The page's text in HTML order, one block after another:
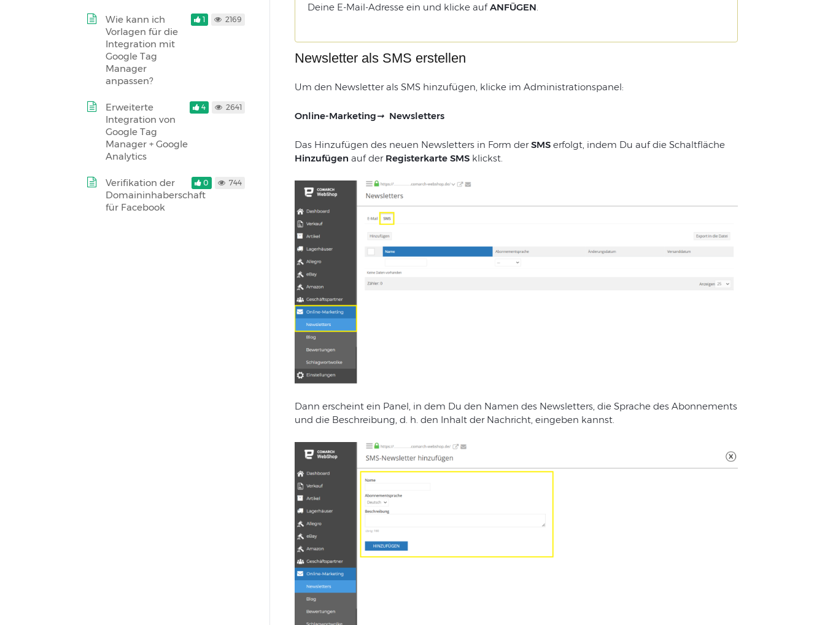
Deine E-Mail-Adresse ein und klicke aufANFÜGEN
Newsletter als SMS erstellen
Um den Newsletter als SMS hinzufügen, klicke im Administrationspanel:
Online-Marketing➞ Newsletters
Das Hinzufügen des neuen Newsletters in Form derSMS erfolgt, indem Du auf die Schaltfläche
Hinzufügen auf der Registerkarte SMS klickst.
Dann erscheint ein Panel in dem Du den Namen des Newsletters, die Sprache des Abonnements
und die Beschreibung d. h. den Inhalt der Nachricht, eingeben kannst.
Wie kann ich
Vorlagen für die
Integration mit
Google Tag
Manager
anpassen?
1 2169
Erweiterte
Integration von
Google Tag
Manager + Google
Analytics
4 2641
Verifikation der
Domaininhaberschaft
für Facebook
0 744